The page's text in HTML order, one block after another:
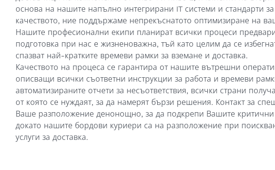
основа на нашите напълно интегрирани IT системи и стандарти
качеството, ние поддържаме непрекъснатото оптимизиране на
Нашите професионални екипи планират всички процеси
подготовка при нас е жизненоважна, тъй като целим да се
спазват най-кратките времеви рамки за вземане и доставка.
Качеството на процеса се гарантира от нашите вътрешни
описващи всички съответни инструкции за работа и времеви
автоматизираните отчети за несъответствия, всички страни
от която се нуждаят, за да намерят бързи решения. Контакт за
Ваше разположение денонощно, за да подкрепи Вашите критични
докато нашите бордови куриери са на разположение при
услуги за доставка.